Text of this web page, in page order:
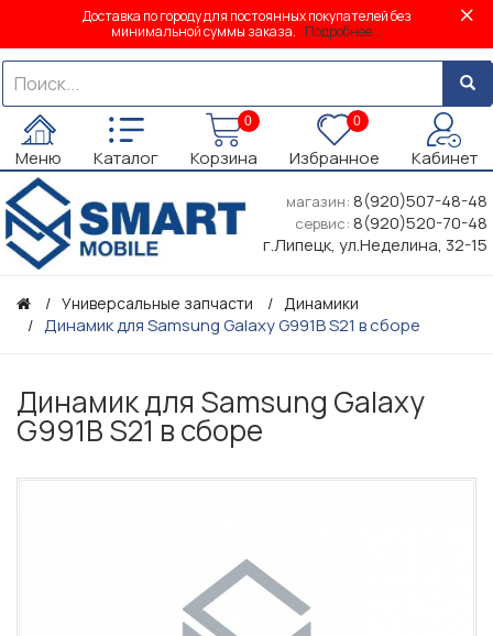
Доставка по городу для постоянных покупателей без
минимальной суммы заказа. Подробнее...
Меню Каталог
0
Корзина
0
Избранное Кабинет
магазин: 8(920)507-48-48
сервис: 8(920)520-70-48
г.Липецк, ул.Неделина, 32-15
Универсальные запчасти Динамики
Динамик для Samsung Galaxy G991B S21 в сборе
Динамик для Samsung Galaxy
G991B S21 в сборе